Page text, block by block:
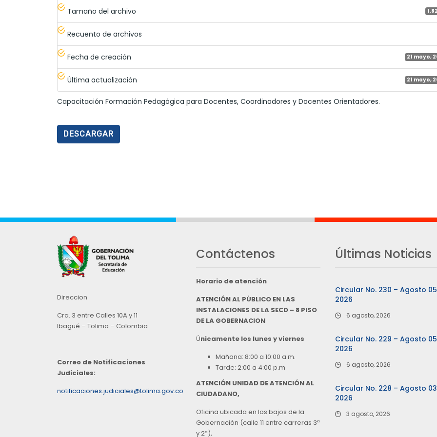
Tamaño del archivo
Recuento de archivos
Fecha de creación 21 mayo,
Última actualización 21 mayo,
Capacitación Formación Pedagógica para Docentes, Coordinadores y Docentes Orientadores.
DESCARGAR
Direccion
Cra. 3 entre Calles 10A y 11
Ibagué – Tolima – Colombia
Correo de Notificaciones
Judiciales:
notificaciones.judiciales@tolima.gov.co
Contáctenos
Horario de atención
ATENCIÓN AL PÚBLICO EN LAS
INSTALACIONES DE LA SECD – 8 PISO
DE LA GOBERNACION
Únicamente los lunes y viernes
Mañana: 8:00 a 10:00 a.m.
Tarde: 2:00 a 4:00 p.m
ATENCIÓN UNIDAD DE ATENCIÓN AL
CIUDADANO,
Oficina ubicada en los bajos de la
Gobernación (calle 11 entre carreras 3ª
y 2ª),
Últimas Noticias
Circular No. 230 – Agosto
2026
6 agosto, 2026
Circular No. 229 – Agosto
2026
6 agosto, 2026
Circular No. 228 – Agosto
2026
3 agosto, 2026